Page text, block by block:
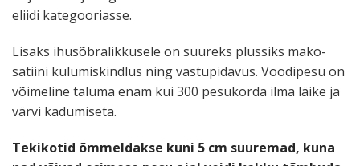
eliidi kategooriasse.
Lisaks ihusõb­ra­lik­kusele on suureks plussiks mako-
satiini kulumis­kindlus ning vastu­pi­davus. Voodipesu on
võimeline taluma enam kui 300 pesukorda ilma läike ja
värvi kadumiseta.
Tekikotid õmmel­dakse kuni 5 cm suuremad, kuna